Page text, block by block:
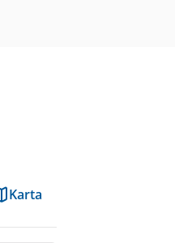
Karta